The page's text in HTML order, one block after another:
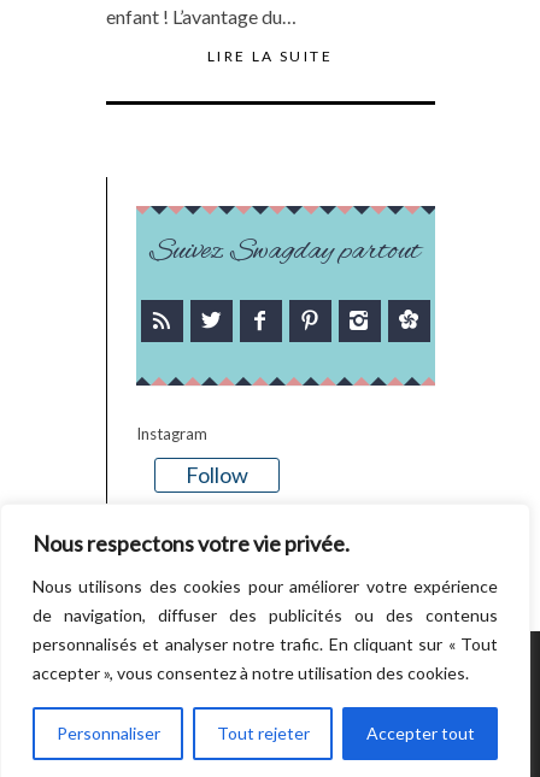
Nous respectons votre vie privée.
Nous utilisons des cookies pour améliorer votre expérience
de navigation, diffuser des publicités ou des contenus
personnalisés et analyser notre trafic. En cliquant sur « Tout
accepter », vous consentez à notre utilisation des cookies.
Personnaliser Tout rejeter Accepter tout
enfant ! L’avantage du…
LIRE LA SUITE
Suivez Swagday partout
Instagram
Follow
POWERED BY WORDPRESS.CREATED BY
THEMESINDEP
RETOUR EN HAUT